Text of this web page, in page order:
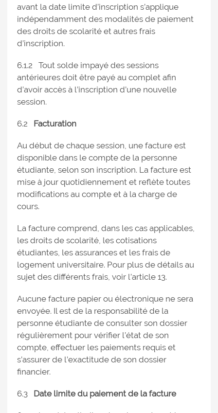
avant la date limite d’inscription s’applique
indépendamment des modalités de paiement
des droits de scolarité et autres frais
d’inscription.
6.1.2 Tout solde impayé des sessions
antérieures doit être payé au complet afin
d’avoir accès à l’inscription d’une nouvelle
session.
6.2 Facturation
Au début de chaque session, une facture est
disponible dans le compte de la personne
étudiante, selon son inscription. La facture est
mise à jour quotidiennement et reflète toutes
modifications au compte et à la charge de
cours.
La facture comprend, dans les cas applicables,
les droits de scolarité, les cotisations
étudiantes, les assurances et les frais de
logement universitaire. Pour plus de détails au
sujet des différents frais, voir l’article 13.
Aucune facture papier ou électronique ne sera
envoyée. Il est de la responsabilité de la
personne étudiante de consulter son dossier
régulièrement pour vérifier l’état de son
compte, effectuer les paiements requis et
s’assurer de l’exactitude de son dossier
financier.
6.3 Date limite du paiement de la facture